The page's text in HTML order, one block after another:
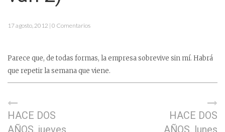
17 agosto, 2012 | 0 Comentarios
Parece que, de todas formas, la empresa sobrevive sin mí. Habrá
que repetir la semana que viene.
HACE DOS
AÑOS, jueves
HACE DOS
AÑOS, lunes